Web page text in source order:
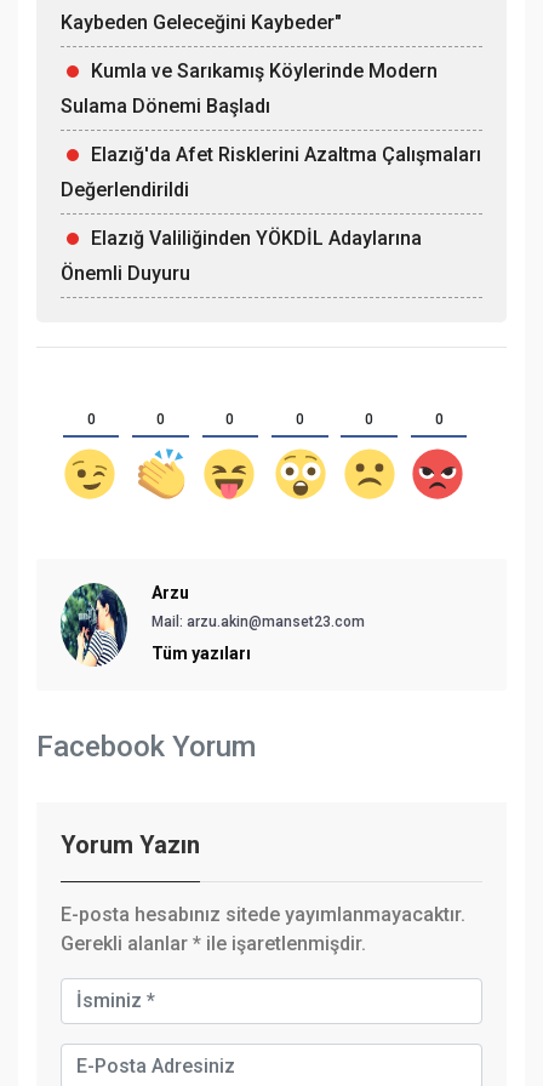
Kaybeden Geleceğini Kaybeder"
Kumla ve Sarıkamış Köylerinde Modern
Sulama Dönemi Başladı
Elazığ'da Afet Risklerini Azaltma Çalışmaları
Değerlendirildi
Elazığ Valiliğinden YÖKDİL Adaylarına
Önemli Duyuru
0 0 0 0 0 0
Arzu
Mail: arzu.akin@manset23.com
Tüm yazıları
Facebook Yorum
Yorum Yazın
E-posta hesabınız sitede yayımlanmayacaktır.
Gerekli alanlar * ile işaretlenmişdir.